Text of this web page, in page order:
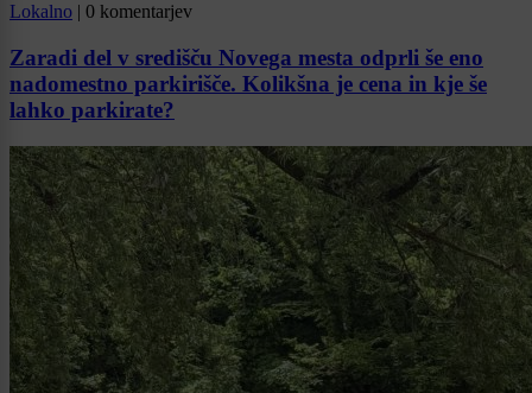
Lokalno | 0 komentarjev
Zaradi del v središču Novega mesta odprli še eno
nadomestno parkirišče. Kolikšna je cena in kje še
lahko parkirate?